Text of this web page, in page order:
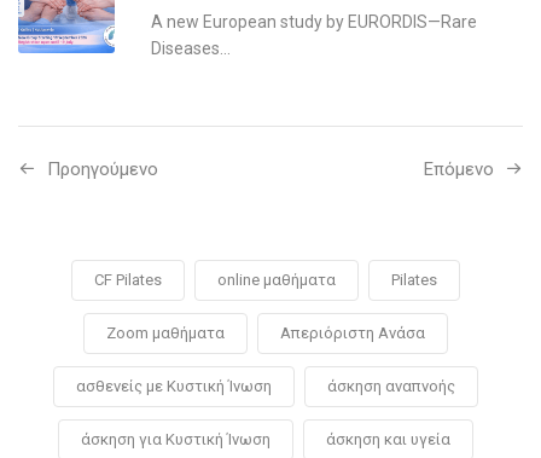
A new European study by EURORDIS—Rare
Diseases...
Προηγούμενo Επόμενο
CF Pilates online μαθήματα Pilates
Zoom μαθήματα Απεριόριστη Ανάσα
ασθενείς με Κυστική Ίνωση άσκηση αναπνοής
άσκηση για Κυστική Ίνωση άσκηση και υγεία